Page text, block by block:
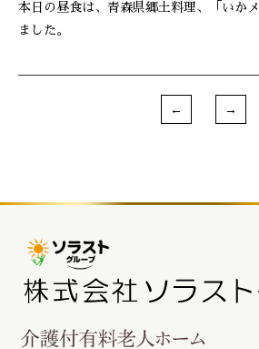
本日の昼食は、青森県郷土料理、「いか
ました。